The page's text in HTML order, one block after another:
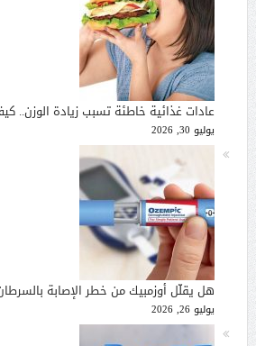
عادات غذائية خاطئة تسبب زيادة الوزن..
يوليو 30, 2026
هل يقلّل أوزمبيك من خطر الإصابة
يوليو 26, 2026